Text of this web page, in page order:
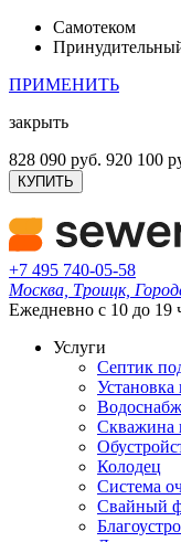
Самотеком
ПРИМЕНИТЬ
закрыть
828 090 руб. 920 100
КУПИТЬ
+7 495 740-05-58
Москва, Троицк,
Ежедневно с 10 до 19
Услуги
Септик
Установка
Скважина
Колодец
Система
Свайный